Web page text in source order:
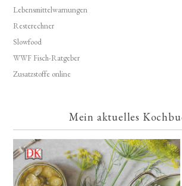
Lebensmittelwarnungen
Resterechner
Slowfood
WWF Fisch-Ratgeber
Zusatzstoffe online
Mein aktuelles